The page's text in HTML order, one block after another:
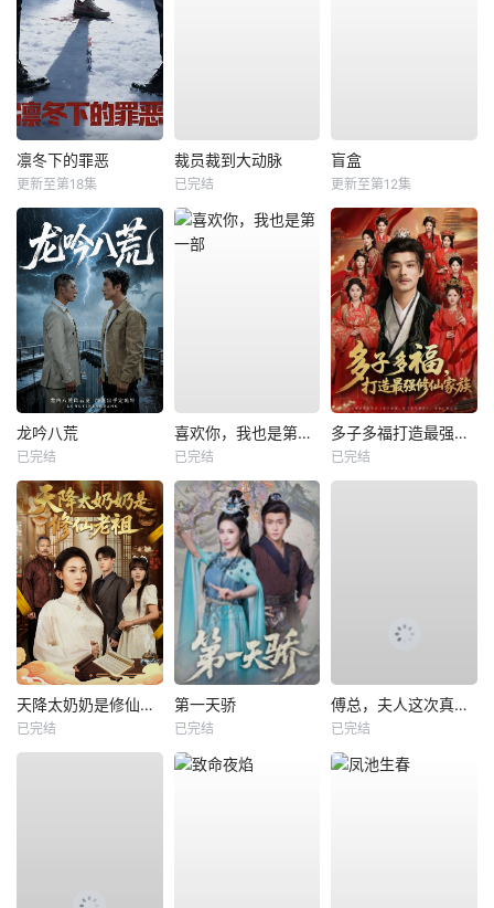
凛冬下的罪恶
更新至第18集
裁员裁到大动脉
已完结
盲盒
更新至第12集
龙吟八荒
已完结
喜欢你，我也是第一部
已完结
多子多福打造最强修仙家族
已完结
天降太奶奶是修仙老祖
已完结
第一天骄
已完结
傅总，夫人这次真的死了
已完结